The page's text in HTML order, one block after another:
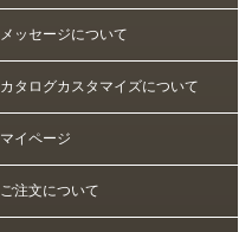
メッセージについて
カタログカスタマイズについて
マイページ
ご注文について